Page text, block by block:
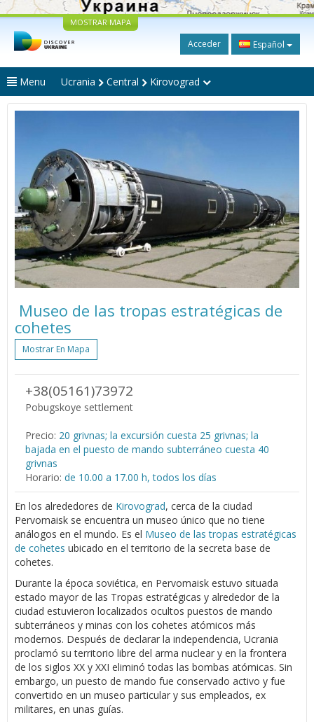
MOSTRAR MAPA
Acceder Español
Menu Ucrania Central Kirovograd
Museo de las tropas estratégicas de
cohetes
Mostrar En Mapa
+38(05161)73972
Pobugskoye settlement
Precio: 20 grivnas; la excursión cuesta 25 grivnas; la
bajada en el puesto de mando subterráneo cuesta 40
grivnas
Horario: de 10.00 a 17.00 h, todos los días
En los alrededores de Kirovograd, cerca de la ciudad
Pervomaisk se encuentra un museo único que no tiene
análogos en el mundo. Es el Museo de las tropas estratégicas
de cohetes ubicado en el territorio de la secreta base de
cohetes.
Durante la época soviética, en Pervomaisk estuvo situada
estado mayor de las Tropas estratégicas y alrededor de la
ciudad estuvieron localizados ocultos puestos de mando
subterráneos y minas con los cohetes atómicos más
modernos. Después de declarar la independencia, Ucrania
proclamó su territorio libre del arma nuclear y en la frontera
de los siglos XX y XXI eliminó todas las bombas atómicas. Sin
embargo, un puesto de mando fue conservado activo y fue
convertido en un museo particular y sus empleados, ex
militares, en unas guías.